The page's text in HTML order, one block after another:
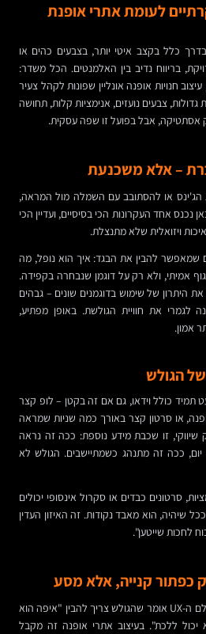
לעומת אתרי אופנת
כלל בקצב איטי יותר, בצבעים כהים או
בריווח נדיב בין האלמנטים. הכל משדר:
חנויות אופנה אונליין שפונות לקהל צעיר
גדולות, צבעים נועזים, אנימציות קלות, תחושה
אסתטיקה, אבל בפועל זו שפה עסקית.
– אלא משכנעת
או להסתובב עם השמלה מול המראה,
אחד העקרונות הכי בסיסיים, ועדיין הכי
ויזואלית שלא מתנצלת.
שמאפשר להבין את הבגד: איך הוא נופל, מה
אמיתי, ולא רק על דוגמן שנבחרה בקפידה.
היתרון של שימוש בדוגמנים שונים – גבהים
לגמרי את חוויית הגולשת. באופן מפתיע,
אמון.
הגולש
תמיד כולל וידאו, גם אם זה בקטן – לופ קצר
או סרטון קצר באורך כמה שניות שמראה
זו שכבת מידע נוספת: ככה זה נראה
ככה זה מתנהג כשמתיישבים. הגולש לא
סרטונים כבדים או סקרול אינסופי יכולים
שיהיה, הוא מאבד נקודות. זה האיזון העדין
לחכות שייטען".
כפתור קנייה, אלא מסע
אחד המשפטים הכי שחוקים בעולם ה-UX אומר שהגולש צריך להבין "איפה הוא
יכול ללכת". בעיצוב אתרי אופנה זה מקבל